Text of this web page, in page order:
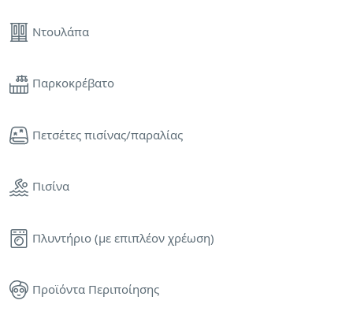
Ντουλάπα
Παρκοκρέβατο
Πετσέτες πισίνας/παραλίας
Πισίνα
Πλυντήριο (με επιπλέον χρέωση)
Προϊόντα Περιποίησης